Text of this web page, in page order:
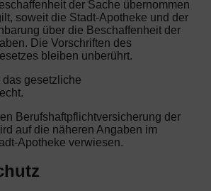
der Sache übernommen
soweit die Stadt-Apotheke und der
über die Beschaffenheit der
Die Vorschriften des
bleiben unberührt.
gesetzliche
Berufshaftpflichtversicherung der
auf die näheren Angaben im
Apotheke verwiesen.